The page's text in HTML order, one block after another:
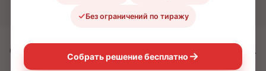
07.04.2018 Время прочтения: 5 - 7 мин.
Без ограничений по тиражу
Собрать решение бесплатно